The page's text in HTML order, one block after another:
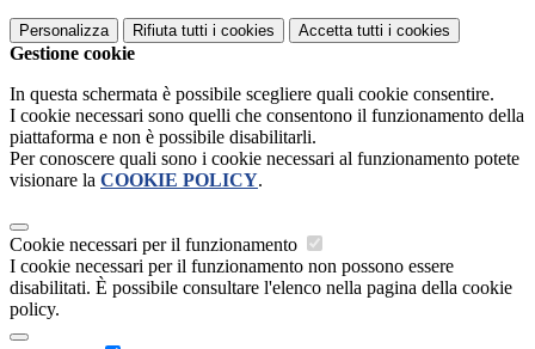
Personalizza Rifiuta tutti i cookies Accetta tutti i cookies
Gestione cookie
In questa schermata è possibile scegliere quali cookie consentire.
I cookie necessari sono quelli che consentono il funzionamento della
piattaforma e non è possibile disabilitarli.
Per conoscere quali sono i cookie necessari al funzionamento potete
visionare la COOKIE POLICY.
Cookie necessari per il funzionamento
I cookie necessari per il funzionamento non possono essere
disabilitati. È possibile consultare l'elenco nella pagina della cookie
policy.